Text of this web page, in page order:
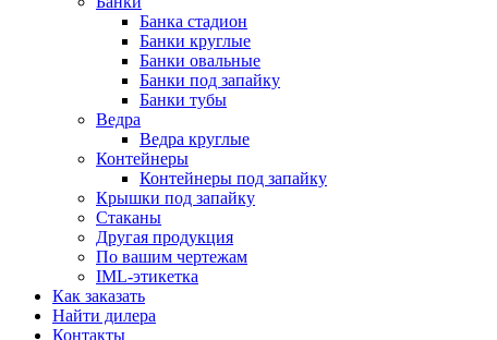
Банка стадион
Банки круглые
Банки овальные
Банки под запайку
Банки тубы
Ведра
Ведра круглые
Контейнеры
Контейнеры под запайку
Крышки под запайку
Стаканы
Другая продукция
По вашим чертежам
IML-этикетка
Как заказать
Найти дилера
Контакты